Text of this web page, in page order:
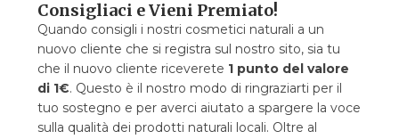
Consigliaci e Vieni Premiato!
Quando consigli i nostri cosmetici naturali a un
nuovo cliente che si registra sul nostro sito, sia tu
che il nuovo cliente riceverete 1 punto del valore
di 1€. Questo è il nostro modo di ringraziarti per il
tuo sostegno e per averci aiutato a spargere la voce
sulla qualità dei prodotti naturali locali. Oltre al